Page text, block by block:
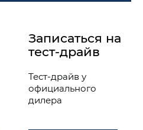
Записаться на
тест-драйв
Тест-драйв у
официального
дилера